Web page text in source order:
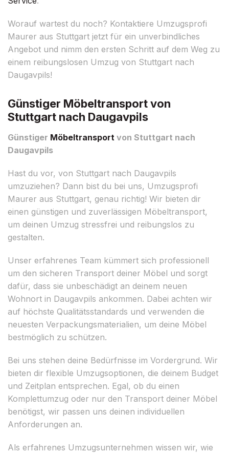
Worauf wartest du noch? Kontaktiere Umzugsprofi
Maurer aus Stuttgart jetzt für ein unverbindliches
Angebot und nimm den ersten Schritt auf dem Weg zu
einem reibungslosen Umzug von Stuttgart nach
Daugavpils!
Günstiger Möbeltransport von
Stuttgart nach Daugavpils
Günstiger Möbeltransport von Stuttgart nach
Daugavpils
Hast du vor, von Stuttgart nach Daugavpils
umzuziehen? Dann bist du bei uns, Umzugsprofi
Maurer aus Stuttgart, genau richtig! Wir bieten dir
einen günstigen und zuverlässigen Möbeltransport,
um deinen Umzug stressfrei und reibungslos zu
gestalten.
Unser erfahrenes Team kümmert sich professionell
um den sicheren Transport deiner Möbel und sorgt
dafür, dass sie unbeschädigt an deinem neuen
Wohnort in Daugavpils ankommen. Dabei achten wir
auf höchste Qualitätsstandards und verwenden die
neuesten Verpackungsmaterialien, um deine Möbel
bestmöglich zu schützen.
Bei uns stehen deine Bedürfnisse im Vordergrund. Wir
bieten dir flexible Umzugsoptionen, die deinem Budget
und Zeitplan entsprechen. Egal, ob du einen
Komplettumzug oder nur den Transport deiner Möbel
benötigst, wir passen uns deinen individuellen
Anforderungen an.
Als erfahrenes Umzugsunternehmen wissen wir, wie